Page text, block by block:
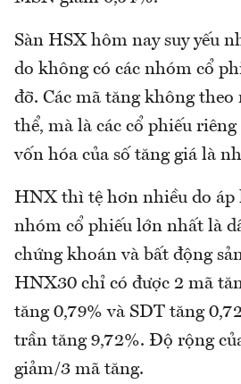
Sàn HSX hôm nay suy yếu
do không có các nhóm cổ
đỡ. Các mã tăng không
thể, mà là các cổ phiếu
vốn hóa của số tăng giá là
HNX thì tệ hơn nhiều do áp
nhóm cổ phiếu lớn nhất là
chứng khoán và bất động
HNX30 chỉ có được 2 mã
tăng 0,79% và SDT tăng
trần tăng 9,72%. Độ rộng
giảm/3 mã tăng.